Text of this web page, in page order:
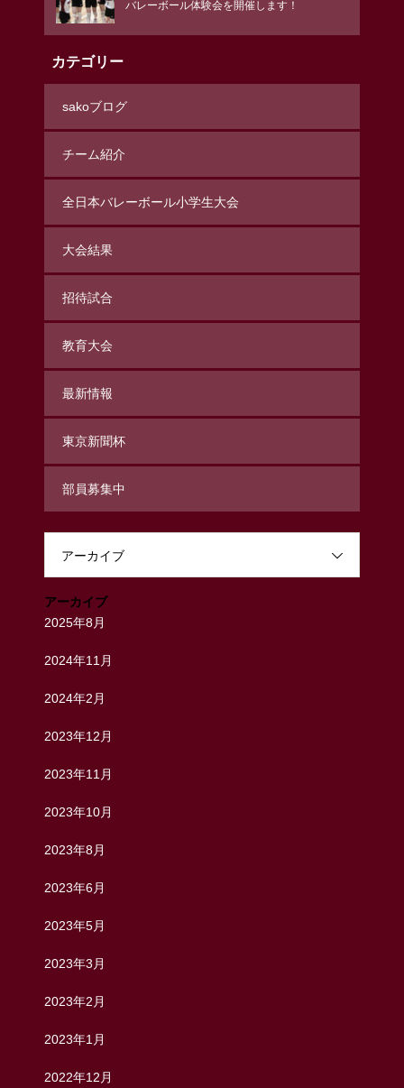
バレーボール体験会を開催します！
カテゴリー
sakoブログ
チーム紹介
全日本バレーボール小学生大会
大会結果
招待試合
教育大会
最新情報
東京新聞杯
部員募集中
アーカイブ
アーカイブ
2025年8月
2024年11月
2024年2月
2023年12月
2023年11月
2023年10月
2023年8月
2023年6月
2023年5月
2023年3月
2023年2月
2023年1月
2022年12月